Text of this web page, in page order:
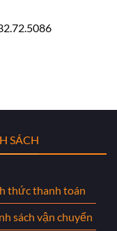
SÁCH
thức thanh toán
sách vận chuyển